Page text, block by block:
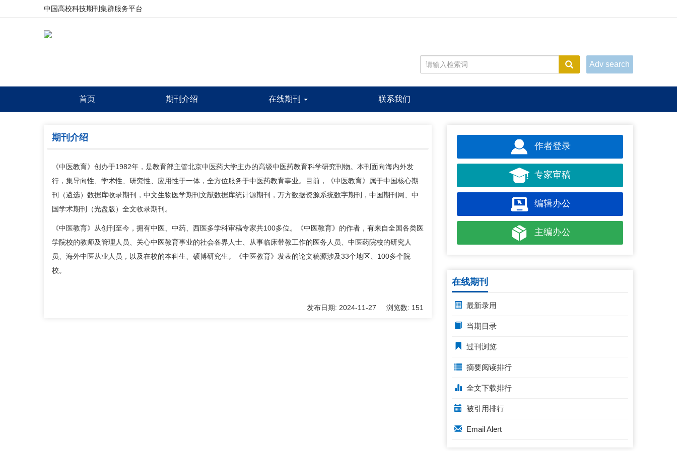
中国高校科技期刊集群服务平台
Adv search
首页 期刊介绍 在线期刊 联系我们
期刊介绍
《中医教育》创办于1982年，是教育部主管北京中医药大学主办的高级中医药教育科学研究刊物。本刊面向海内外发
行，集导向性、学术性、研究性、应用性于一体，全方位服务于中医药教育事业。目前，《中医教育》属于中国核心期
刊（遴选）数据库收录期刊，中文生物医学期刊文献数据库统计源期刊，万方数据资源系统数字期刊，中国期刊网、中
国学术期刊（光盘版）全文收录期刊。
《中医教育》从创刊至今，拥有中医、中药、西医多学科审稿专家共100多位。《中医教育》的作者，有来自全国各类医
学院校的教师及管理人员、关心中医教育事业的社会各界人士、从事临床带教工作的医务人员、中医药院校的研究人
员、海外中医从业人员，以及在校的本科生、硕博研究生。《中医教育》发表的论文稿源涉及33个地区、100多个院
校。
发布日期: 2024-11-27 浏览数: 151
作者登录
专家审稿
编辑办公
主编办公
在线期刊
最新录用
当期目录
过刊浏览
摘要阅读排行
全文下载排行
被引用排行
Email Alert